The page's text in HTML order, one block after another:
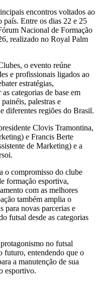
encontros voltados ao
país. Entre os dias 22 e 25
Nacional de Formação
realizado no Royal Palm
o evento reúne
e profissionais ligados ao
estratégias,
categorias de base em
palestras e
diferentes regiões do Brasil.
Clovis Tramontina,
e Francis Berte
de Marketing) e a
o compromisso do clube
formação esportiva,
com as melhores
também amplia o
novas parcerias e
futsal desde as categorias
no futsal
futuro, entendendo que o
a manutenção de sua
esportivo.